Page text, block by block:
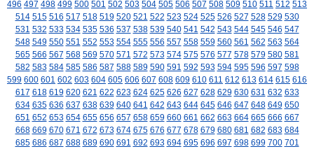
496 497 498 499 500 501 502 503 504 505 506 507 508 509 510 511 512 513
514 515 516 517 518 519 520 521 522 523 524 525 526 527 528 529 530
531 532 533 534 535 536 537 538 539 540 541 542 543 544 545 546 547
548 549 550 551 552 553 554 555 556 557 558 559 560 561 562 563 564
565 566 567 568 569 570 571 572 573 574 575 576 577 578 579 580 581
582 583 584 585 586 587 588 589 590 591 592 593 594 595 596 597 598
599 600 601 602 603 604 605 606 607 608 609 610 611 612 613 614 615 616
617 618 619 620 621 622 623 624 625 626 627 628 629 630 631 632 633
634 635 636 637 638 639 640 641 642 643 644 645 646 647 648 649 650
651 652 653 654 655 656 657 658 659 660 661 662 663 664 665 666 667
668 669 670 671 672 673 674 675 676 677 678 679 680 681 682 683 684
685 686 687 688 689 690 691 692 693 694 695 696 697 698 699 700 701